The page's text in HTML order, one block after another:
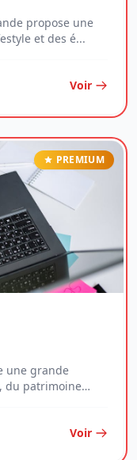
propose une
et des é...
Voir
PREMIUM
une grande
du patrimoine
Voir